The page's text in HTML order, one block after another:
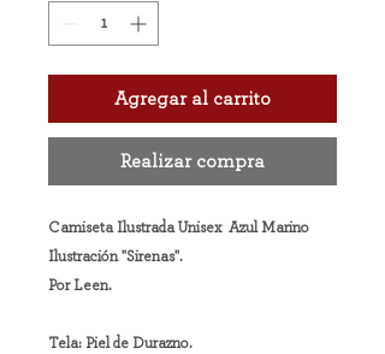
Agregar al carrito
Realizar compra
Camiseta Ilustrada Unisex Azul Marino
Ilustración "Sirenas".
Por Leen.
Tela: Piel de Durazno.